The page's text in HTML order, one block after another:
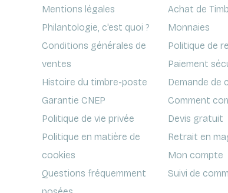
Mentions légales
Philantologie, c'est quoi ?
Conditions générales de
ventes
Histoire du timbre-poste
Garantie CNEP
Politique de vie privée
Politique en matière de
cookies
Questions fréquemment
Achat de
Monnaies
Politique de
Paiement
Demande de
Comment
Devis gratuit
Retrait en
Mon compte
Suivi de